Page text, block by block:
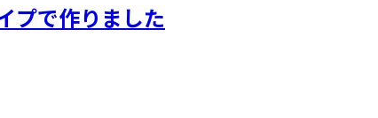
プで作りました